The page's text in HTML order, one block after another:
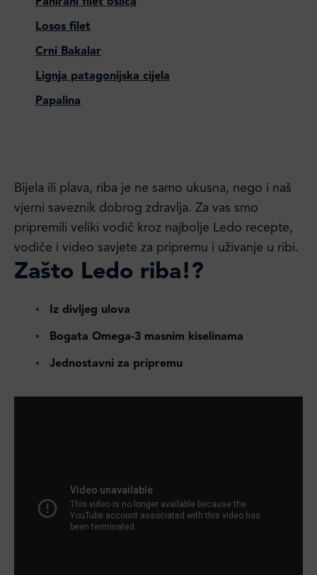
Losos filet
Crni Bakalar
Lignja patagonijska cijela
Papalina
Bijela ili plava, riba je ne samo ukusna, nego i naš
vjerni saveznik dobrog zdravlja. Za vas smo
pripremili veliki vodič kroz najbolje Ledo recepte,
vodiče i video savjete za pripremu i uživanje u ribi.
Zašto Ledo riba!?
Iz divljeg ulova
Bogata Omega-3 masnim kiselinama
Jednostavni za pripremu